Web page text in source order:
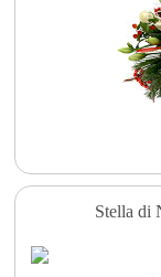
Stella di